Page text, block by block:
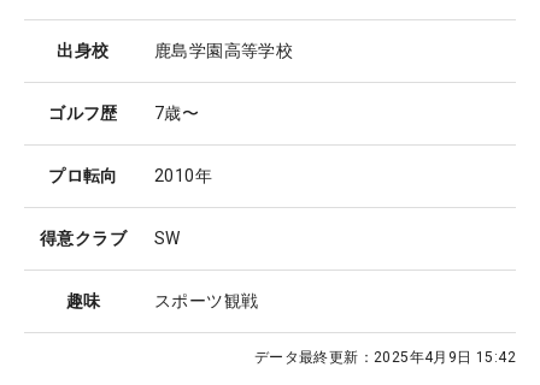
出身校 鹿島学園高等学校
ゴルフ歴 7歳〜
プロ転向 2010年
得意クラブ SW
趣味 スポーツ観戦
データ最終更新： 2025年4月9日 15:42